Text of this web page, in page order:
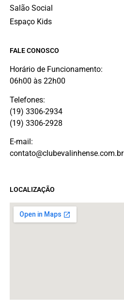
Salão Social
Espaço Kids
FALE CONOSCO
Horário de Funcionamento:
06h00 às 22h00
Telefones:
(19) 3306-2934
(19) 3306-2928
E-mail:
contato@clubevalinhense.com.br
LOCALIZAÇÃO